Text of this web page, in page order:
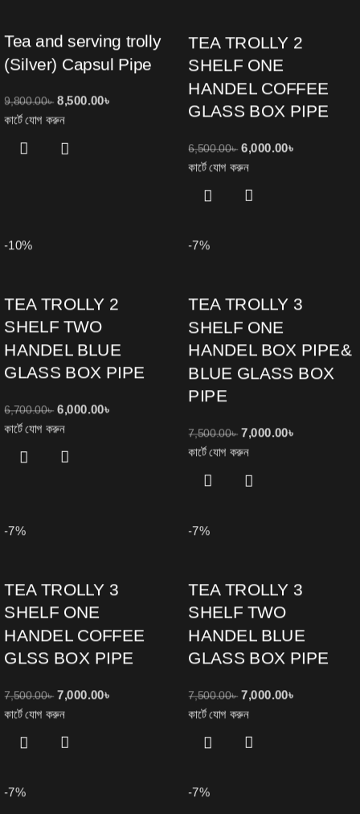
Tea and serving trolly
(Silver) Capsul Pipe
9,800.00৳ 8,500.00৳
কার্টে যোগ করুন
TEA TROLLY 2
SHELF ONE
HANDEL COFFEE
GLASS BOX PIPE
6,500.00৳ 6,000.00৳
কার্টে যোগ করুন
-10%
TEA TROLLY 2
SHELF TWO
HANDEL BLUE
GLASS BOX PIPE
6,700.00৳ 6,000.00৳
কার্টে যোগ করুন
-7%
TEA TROLLY 3
SHELF ONE
HANDEL BOX PIPE&
BLUE GLASS BOX
PIPE
7,500.00৳ 7,000.00৳
কার্টে যোগ করুন
-7%
TEA TROLLY 3
SHELF ONE
HANDEL COFFEE
GLSS BOX PIPE
7,500.00৳ 7,000.00৳
কার্টে যোগ করুন
-7%
TEA TROLLY 3
SHELF TWO
HANDEL BLUE
GLASS BOX PIPE
7,500.00৳ 7,000.00৳
কার্টে যোগ করুন
-7% -7%